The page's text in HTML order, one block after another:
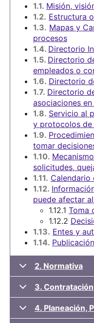
1.1. Misión,
1.2. Estructura
1.3. Mapas y
procesos
1.4. Directorio
1.5. Directorio
empleados o
1.6. Directorio
1.7. Directorio
asociaciones
1.8. Servicio al
y protocolos de
1.9.
tomar
1.10.
solicitudes,
1.11. Calendario
1.12.
puede afectar
1.12.1 Toma
1.12.2
1.13. Entes y
1.14.
2. Normativa
3. Contratación
4. Planeación,